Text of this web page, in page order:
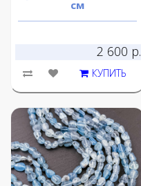
см
2 600 р.
КУПИТЬ